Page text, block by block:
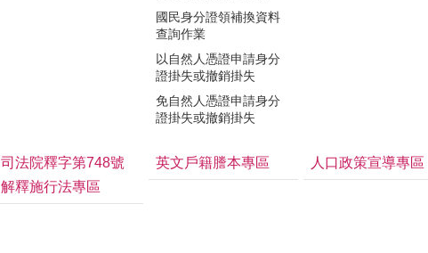
國民身分證領補換資料
查詢作業
以自然人憑證申請身分
證掛失或撤銷掛失
免自然人憑證申請身分
證掛失或撤銷掛失
司法院釋字第748號
解釋施行法專區
英文戶籍謄本專區 人口政策宣導專區